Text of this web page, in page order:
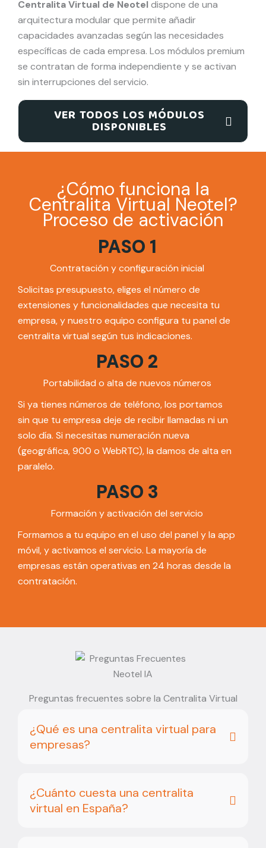
Centralita Virtual de Neoteldispone de una
arquitectura modular que permite añadir
capacidades avanzadas según las necesidades
específicas de cada empresa. Los módulos premium
se contratan de forma independiente y se activan
sin interrupciones del servicio.
VER TODOS LOS MÓDULOS
DISPONIBLES
¿Cómo funciona la
Centralita Virtual Neotel?
Proceso de activación
PASO 1
Contratación y configuración inicial
Solicitas presupuesto, eliges el número de
extensiones y funcionalidades que necesita tu
empresa, y nuestro equipo configura tu panel de
centralita virtual según tus indicaciones.
PASO 2
Portabilidad o alta de nuevos números
Si ya tienes números de teléfono, los portamos
sin que tu empresa deje de recibir llamadas ni un
solo día. Si necesitas numeración nueva
(geográfica, 900 o WebRTC), la damos de alta en
paralelo.
PASO 3
Formación y activación del servicio
Formamos a tu equipo en el uso del panel y la app
móvil, y activamos el servicio. La mayoría de
empresas están operativas en 24 horas desde la
contratación.
Preguntas frecuentes sobre la Centralita Virtual
¿Qué es una centralita virtual para
empresas?
¿Cuánto cuesta una centralita
virtual en España?